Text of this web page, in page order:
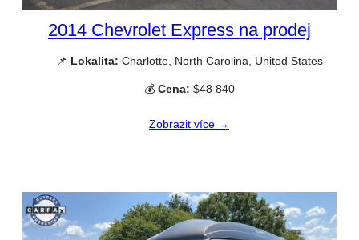
2014 Chevrolet Express na prodej
📌 Lokalita: Charlotte, North Carolina, United States
💰 Cena: $48 840
Zobrazit více →